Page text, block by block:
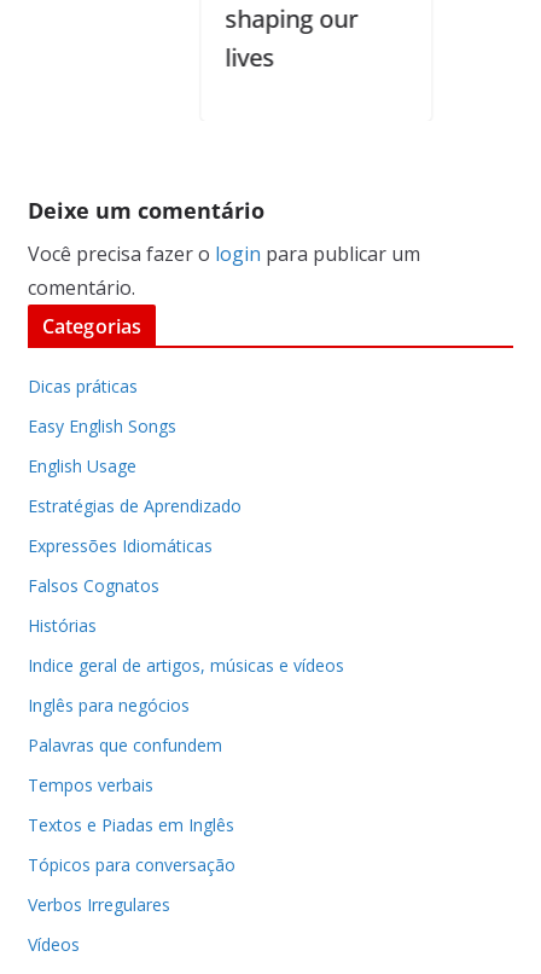
shaping our
Deixe um comentário
Você precisa fazer o login para publicar um
comentário.
Categorias
Dicas práticas
Easy English Songs
English Usage
Estratégias de Aprendizado
Expressões Idiomáticas
Falsos Cognatos
Histórias
Indice geral de artigos, músicas e vídeos
Inglês para negócios
Palavras que confundem
Tempos verbais
Textos e Piadas em Inglês
Tópicos para conversação
Verbos Irregulares
Vídeos